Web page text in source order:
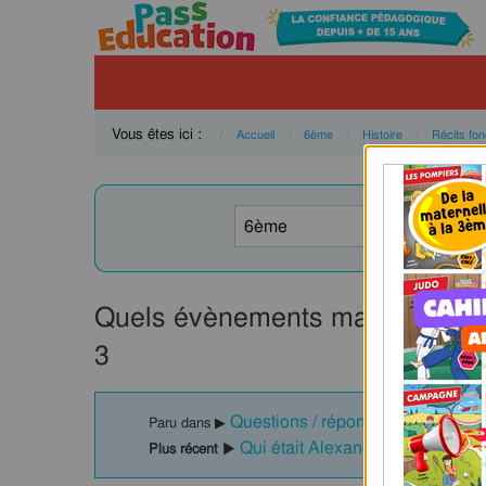
Vous êtes ici : Accueil 6ème Histoire Récits
Quels évènements marquent
3
Paru dans ▶ Questions / réponses - La
Plus récent ▶ Qui était Alexandre le Grand ?